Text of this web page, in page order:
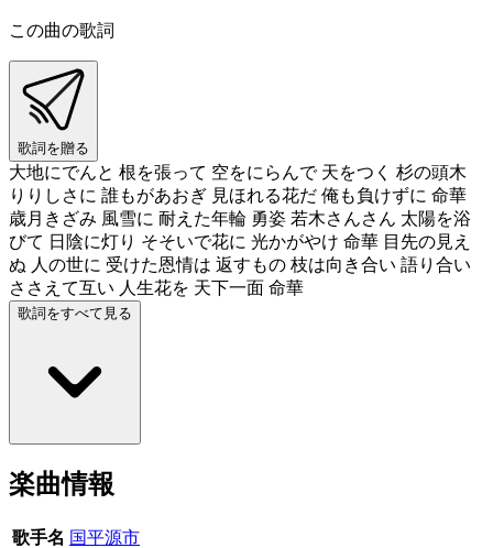
この曲の歌詞
歌詞を贈る
大地にでんと 根を張って 空をにらんで 天をつく 杉の頭木
りりしさに 誰もがあおぎ 見ほれる花だ 俺も負けずに 命華
歳月きざみ 風雪に 耐えた年輪 勇姿 若木さんさん 太陽を浴
びて 日陰に灯り そそいで花に 光かがやけ 命華 目先の見え
ぬ 人の世に 受けた恩情は 返すもの 枝は向き合い 語り合い
ささえて互い 人生花を 天下一面 命華
歌詞をすべて見る
楽曲情報
歌手名 国平源市